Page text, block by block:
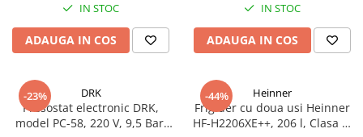
IN STOC
ADAUGA IN COS
IN STOC
ADAUGA IN COS
-23% DRK
Presostat electronic DRK,
model PC-58, 220 V, 9,5 Bar,
-44% Heinner
Frigider cu doua usi Heinner
HF-H2206XE++, 206 l, Clasa E,